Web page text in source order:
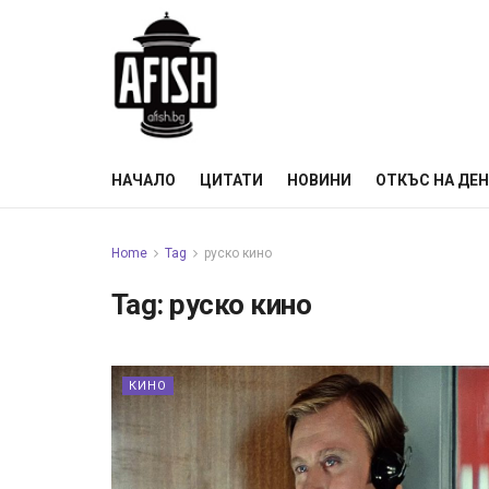
НАЧАЛО ЦИТАТИ НОВИНИ ОТКЪС НА
Home Tag руско кино
Tag: руско кино
КИНО